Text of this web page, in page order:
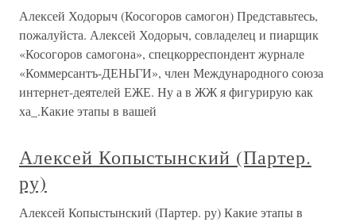
Алексей Ходорыч (Косогоров самогон) Представьтесь,
пожалуйста. Алексей Ходорыч, совладелец и пиарщик
«Косогоров самогона», спецкорреспондент журнале
«Коммерсантъ-ДЕНЬГИ», член Международного союза
интернет-деятелей ЕЖЕ. Ну а в ЖЖ я фигурирую как
ха_.Какие этапы в вашей
Алексей Копыстынский (Партер.
ру)
Алексей Копыстынский (Партер. ру) Какие этапы в